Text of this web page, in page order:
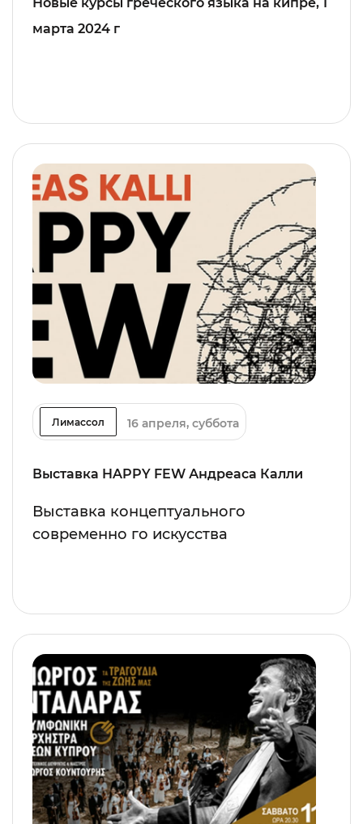
марта 2024 г
Лимассол 16 апреля, суббота
Выставка HAPPY FEW Андреаса Калли
Выставка концептуального
современно го искусства